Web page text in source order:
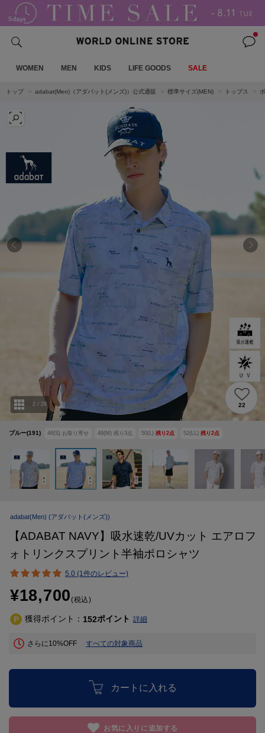
WOMEN MEN KIDS LIFE GOODS SALE
トップ adabat(Men)（アダバット(メンズ)）公式通販 標準サイズ(MEN) トップス
ブルー(191) 46(S) お取り寄せ 48(M) 残り 3点 50(L) 残り 2点 52(LL) 残り 2点
2 / 28 22
adabat(Men) (アダバット(メンズ))
【ADABAT NAVY】吸水速乾/UVカット エアロフ
ォトリンクスプリント半袖ポロシャツ
5.0 (1件のレビュー)
¥18,700(税込)
獲得ポイント： 152ポイント 詳細
さらに10%OFF すべての対象商品
カートに入れる
お気に入りに追加する